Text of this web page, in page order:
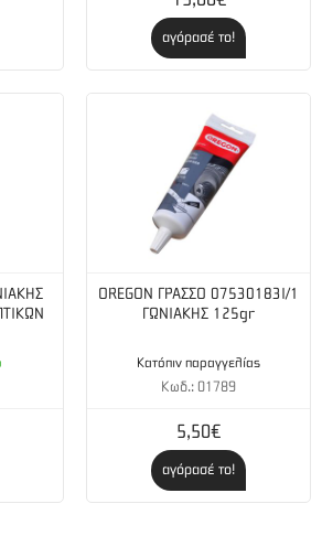
αγόρασέ το!
OREGON ΓΡΑΣΣΟ 07530183I/1
ΓΩΝΙΑΚΗΣ 125gr
Κατόπιν παραγγελίας
Κωδ.: 01789
5,50€
αγόρασέ το!